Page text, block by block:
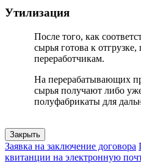
Утилизация
После того, как
сырья готова к отгрузке,
переработчикам.
На перерабатывающих
сырья получают либо
полуфабрикаты для
Закрыть
Заявка на заключение договора
квитанции на электронную